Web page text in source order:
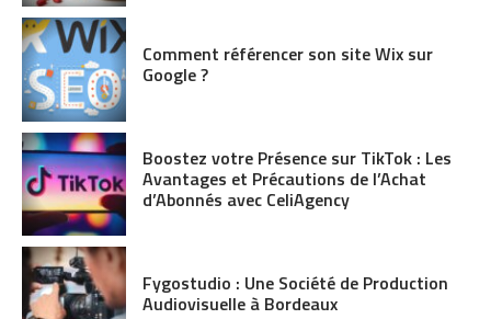
Comment référencer son site Wix sur
Google ?
Boostez votre Présence sur TikTok : Les
Avantages et Précautions de l’Achat
d’Abonnés avec CeliAgency
Fygostudio : Une Société de Production
Audiovisuelle à Bordeaux